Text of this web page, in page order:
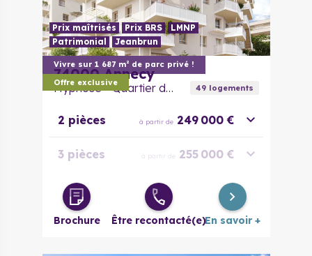
Vivre sur 1 687 m² de parc privé !
Offre exclusive
Prix maîtrisés Prix BRS
LMNP
Patrimonial
Jeanbrun
74000 Annecy
Hypnose - Quartier des Hirondelles 49logements
2 pièces à partir de 249 000 €
3 pièces à partir de 255 000 €
4 pièces à partir de 418 000 €
Brochure Être recontacté(e)En savoir +